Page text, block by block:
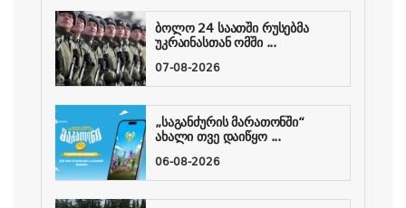
ბოლო 24 საათში რუსებმა
უკრაინასთან ომში ...
07-08-2026
„საგანძურის მარათონში“
ახალი თვე დაიწყო ...
06-08-2026